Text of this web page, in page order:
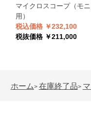
マイクロスコープ（モ
用）
税込価格 ￥232,100
税抜価格 ￥211,000
ホーム> 在庫終了品>